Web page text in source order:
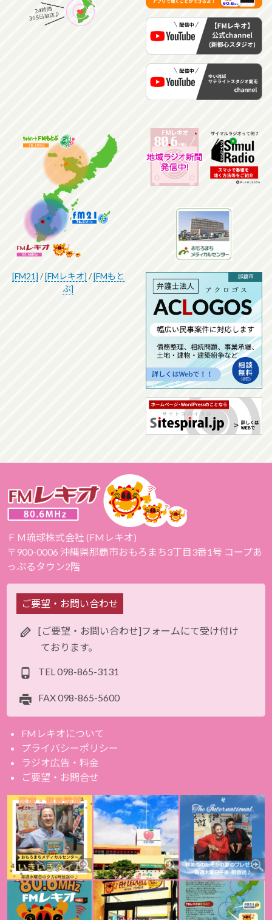
[FM21] /[FMレキオ] /[FMもと
ぶ]
ＦＭ琉球株式会社 (FMレキオ)
〒900-0006 沖縄県那覇市おもろまち3丁目3番1号 コープあ
っぷるタウン2階
ご要望・お問い合わせ
[ご要望・お問い合わせ]フォームにて受け付け
ております。
TEL 098-865-3131
FAX098-865-5600
FMレキオについて
プライバシーポリシー
ラジオ広告・料金
ご要望・お問合せ